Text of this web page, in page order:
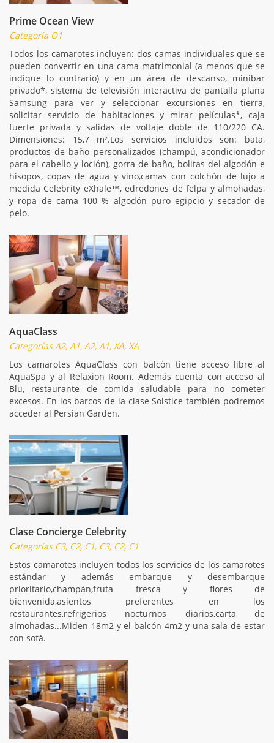
Prime Ocean View
Categoría O1
Todos los camarotes incluyen: dos camas individuales que se
pueden convertir en una cama matrimonial (a menos que se
indique lo contrario) y en un área de descanso, minibar
privado*, sistema de televisión interactiva de pantalla plana
Samsung para ver y seleccionar excursiones en tierra,
solicitar servicio de habitaciones y mirar películas*, caja
fuerte privada y salidas de voltaje doble de 110/220 CA.
Dimensiones: 15,7 m².Los servicios incluidos son: bata,
productos de baño personalizados (champú, acondicionador
para el cabello y loción), gorra de baño, bolitas del algodón e
hisopos, copas de agua y vino,camas con colchón de lujo a
medida Celebrity eXhale™, edredones de felpa y almohadas,
y ropa de cama 100 % algodón puro egipcio y secador de
pelo.
AquaClass
Categorías A2, A1, A2, A1, XA, XA
Los camarotes AquaClass con balcón tiene acceso libre al
AquaSpa y al Relaxion Room. Además cuenta con acceso al
Blu, restaurante de comida saludable para no cometer
excesos. En los barcos de la clase Solstice también podremos
acceder al Persian Garden.
Clase Concierge Celebrity
Categorías C3, C2, C1, C3, C2, C1
Estos camarotes incluyen todos los servicios de los camarotes
estándar y además embarque y desembarque
prioritario,champán,fruta fresca y flores de
bienvenida,asientos preferentes en los
restaurantes,refrigerios nocturnos diarios,carta de
almohadas...Miden 18m2 y el balcón 4m2 y una sala de estar
con sofá.